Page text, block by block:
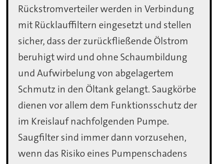
Rückstromverteiler werden in Verbindung
mit Rücklauffiltern eingesetzt und stellen
sicher, dass der zurückfließende Ölstrom
beruhigt wird und ohne Schaumbildung
und Aufwirbelung von abgelagertem
Schmutz in den Öltank gelangt. Saugkörbe
dienen vor allem dem Funktionsschutz der
im Kreislauf nachfolgenden Pumpe.
Saugfilter sind immer dann vorzusehen,
wenn das Risiko eines Pumpenschadens